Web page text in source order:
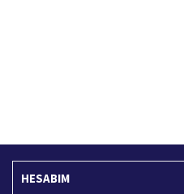
HESABIM